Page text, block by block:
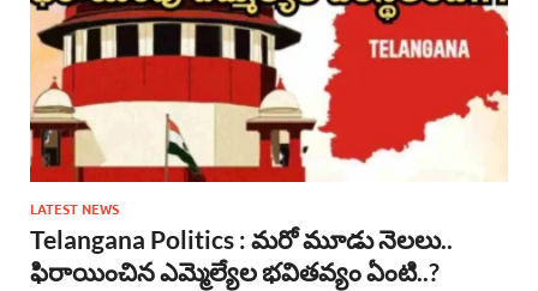
LATEST NEWS
Telangana Politics : మరో మూడు నెలలు..
ఫిరాయించిన ఎమ్మెల్యేల భవితవ్యం ఏంటి..?